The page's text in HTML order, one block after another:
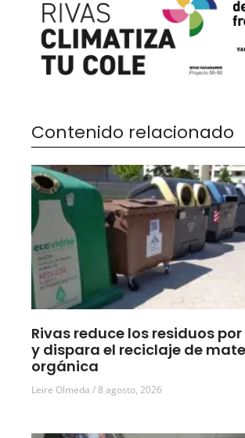
Contenido relacionado
Rivas reduce los residuos
y dispara el reciclaje de
orgánica
Leire Olmeda 8 agosto, 2026